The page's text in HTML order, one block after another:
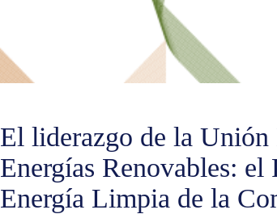
El liderazgo de la Unión
Energías Renovables: el
Energía Limpia de la